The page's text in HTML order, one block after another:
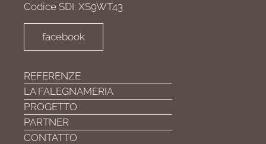
Codice SDI: XS9WT43
facebook
REFERENZE
LA FALEGNAMERIA
PROGETTO
PARTNER
CONTATTO